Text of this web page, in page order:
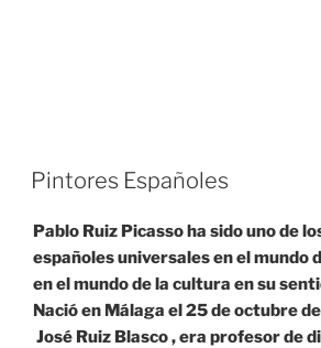
Pintores Españoles
Pablo Ruiz Picasso ha sido uno de
españoles universales en el mundo
en el mundo de la cultura en su
Nació en Málaga el 25 de octubre
José Ruiz Blasco , era profesor de